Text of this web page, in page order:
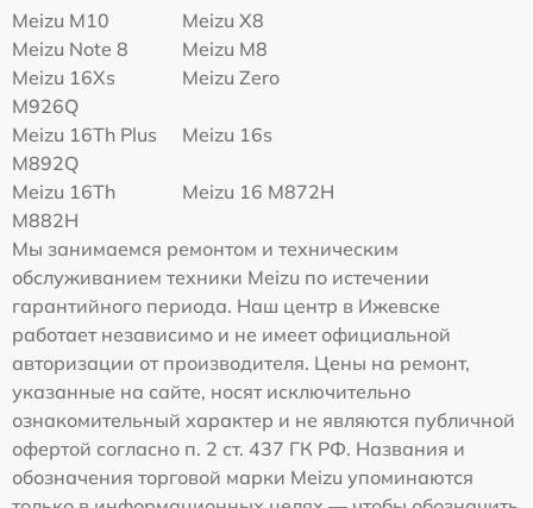
Meizu M10
Meizu X8
Meizu Note 8
Meizu M8
Meizu 16Xs
M926Q
Meizu Zero
Meizu 16Th Plus
M892Q
Meizu 16s
Meizu 16Th
M882H
Meizu 16 M872H
Мы занимаемся ремонтом и техническим
обслуживанием техники Meizu по истечении
гарантийного периода. Наш центр в Ижевске
работает независимо и не имеет официальной
авторизации от производителя. Цены на ремонт,
указанные на сайте, носят исключительно
ознакомительный характер и не являются публичной
офертой согласно п. 2 ст. 437 ГК РФ. Названия и
обозначения торговой марки Meizu упоминаются